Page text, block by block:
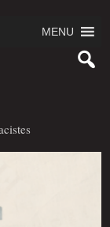
MENU